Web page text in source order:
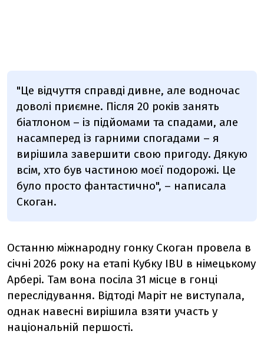
"Це відчуття справді дивне, але водночас
доволі приємне. Після 20 років занять
біатлоном – із підйомами та спадами, але
насамперед із гарними спогадами – я
вирішила завершити свою пригоду. Дякую
всім, хто був частиною моєї подорожі. Це
було просто фантастично", – написала
Скоган.
Останню міжнародну гонку Скоган провела в
січні 2026 року на етапі Кубку IBU в німецькому
Арбері. Там вона посіла 31 місце в гонці
переслідування. Відтоді Маріт не виступала,
однак навесні вирішила взяти участь у
національній першості.